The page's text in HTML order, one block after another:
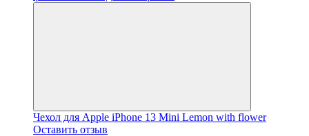
Чехол для Apple iPhone 13 Mini Lemon with flower
Оставить отзыв